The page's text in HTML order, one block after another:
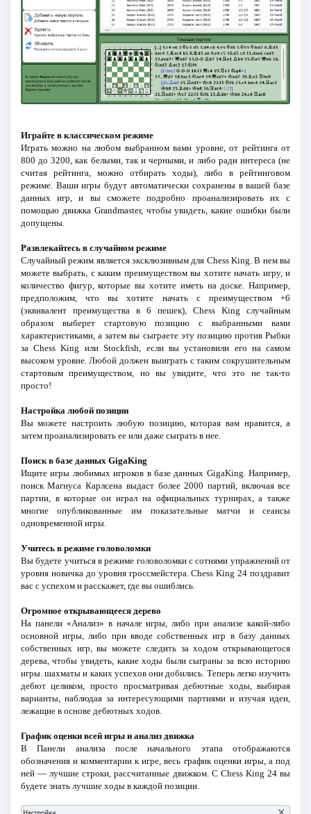
Играйте в классическом режиме
Играть можно на любом выбранном вами уровне, от рейтинга от
800 до 3200, как белыми, так и черными, и либо ради интереса (не
считая рейтинга, можно отбирать ходы), либо в рейтинговом
режиме. Ваши игры будут автоматически сохранены в вашей базе
данных игр, и вы сможете подробно проанализировать их с
помощью движка Grandmaster, чтобы увидеть, какие ошибки были
допущены.
Развлекайтесь в случайном режиме
Случайный режим является эксклюзивным для Chess King. В нем вы
можете выбрать, с каким преимуществом вы хотите начать игру, и
количество фигур, которые вы хотите иметь на доске. Например,
предположим, что вы хотите начать с преимуществом +6
(эквивалент преимущества в 6 пешек), Chess King случайным
образом выберет стартовую позицию с выбранными вами
характеристиками, а затем вы сыграете эту позицию против Рыбки
за Chess King или Stockfish, если вы установили его на самом
высоком уровне. Любой должен выиграть с таким сокрушительным
стартовым преимуществом, но вы увидите, что это не так-то
просто!
Настройка любой позиции
Вы можете настроить любую позицию, которая вам нравится, а
затем проанализировать ее или даже сыграть в нее.
Поиск в базе данных GigaKing
Ищите игры любимых игроков в базе данных GigaKing. Например,
поиск Магнуса Карлсена выдаст более 2000 партий, включая все
партии, в которые он играл на официальных турнирах, а также
многие опубликованные им показательные матчи и сеансы
одновременной игры.
Учитесь в режиме головоломки
Вы будете учиться в режиме головоломки с сотнями упражнений от
уровня новичка до уровня гроссмейстера. Chess King 24 поздравит
вас с успехом и расскажет, где вы ошиблись.
Огромное открывающееся дерево
На панели «Анализ» в начале игры, либо при анализе какой-либо
основной игры, либо при вводе собственных игр в базу данных
собственных игр, вы можете следить за ходом открывающегося
дерева, чтобы увидеть, какие ходы были сыграны за всю историю
игры. шахматы и каких успехов они добились. Теперь легко изучить
дебют целиком, просто просматривая дебютные ходы, выбирая
варианты, наблюдая за интересующими партиями и изучая идеи,
лежащие в основе дебютных ходов.
График оценки всей игры и анализ движка
В Панели анализа после начального этапа отображаются
обозначения и комментарии к игре, весь график оценки игры, а под
ней — лучшие строки, рассчитанные движком. С Chess King 24 вы
будете знать лучшие ходы в каждой позиции.